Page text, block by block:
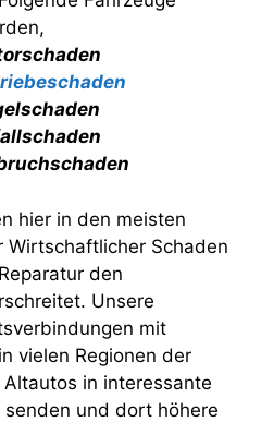
hier in den meisten
Wirtschaftlicher Schaden
den
Unsere
mit
vielen Regionen der
in interessante
und dort höhere